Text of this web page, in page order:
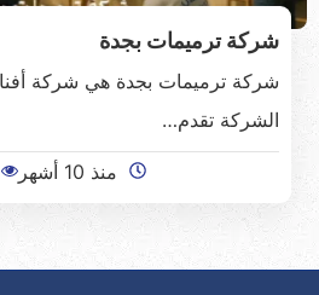
شركة ترميمات بجدة
شركة ترميمات بجدة هي شركة
الشركة تقدم…
منذ 10 أشهر